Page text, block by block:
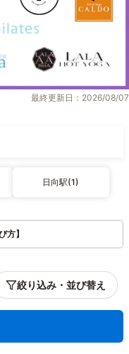
最終更新日：2026/08/07
日向駅(1)
方】
絞り込み・並び替え